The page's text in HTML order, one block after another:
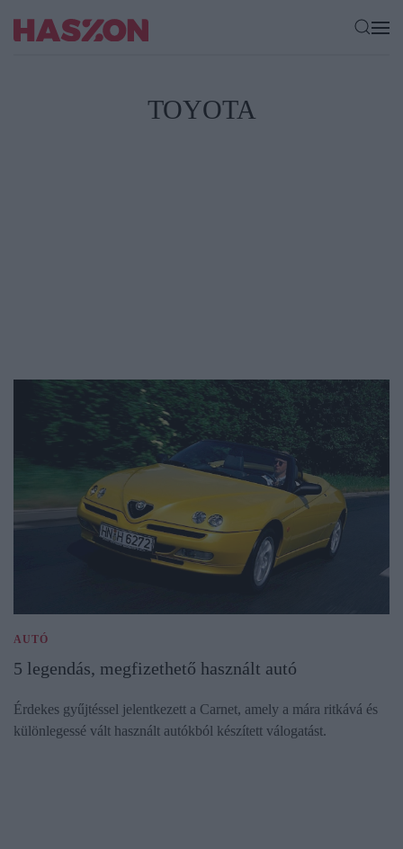
TOYOTA
AUTÓ
5 legendás, megfizethető használt autó
Érdekes gyűjtéssel jelentkezett a Carnet, amely a mára ritkává és
különlegessé vált használt autókból készített válogatást.